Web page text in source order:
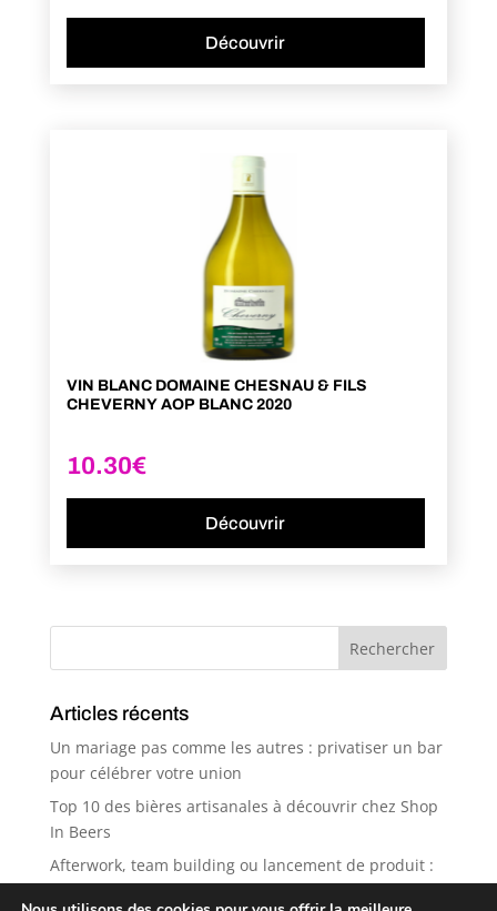
Découvrir
VIN BLANC DOMAINE CHESNAU & FILS
CHEVERNY AOP BLANC 2020
10.30€
Découvrir
Articles récents
Un mariage pas comme les autres : privatiser un bar
pour célébrer votre union
Top 10 des bières artisanales à découvrir chez Shop
In Beers
Afterwork, team building ou lancement de produit :
pourquoi Shop in Beers est le spot idéal ?